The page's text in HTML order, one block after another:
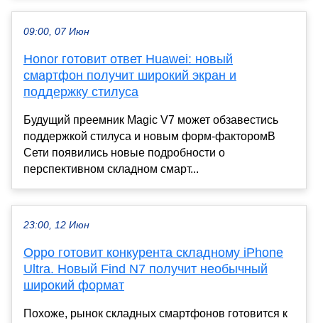
09:00, 07 Июн
Honor готовит ответ Huawei: новый
смартфон получит широкий экран и
поддержку стилуса
Будущий преемник Magic V7 может обзавестись
поддержкой стилуса и новым форм-факторомВ
Сети появились новые подробности о
перспективном складном смарт...
23:00, 12 Июн
Oppo готовит конкурента складному iPhone
Ultra. Новый Find N7 получит необычный
широкий формат
Похоже, рынок складных смартфонов готовится к